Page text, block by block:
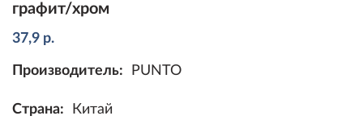
графит/хром
37,9 р.
Производитель: PUNTO
Страна: Китай